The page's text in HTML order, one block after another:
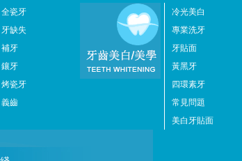
全瓷牙
牙缺失
補牙
鑲牙
烤瓷牙
義齒
冷光美白
專業洗牙
牙貼面
黃黑牙
四環素牙
常見問題
美白牙貼面